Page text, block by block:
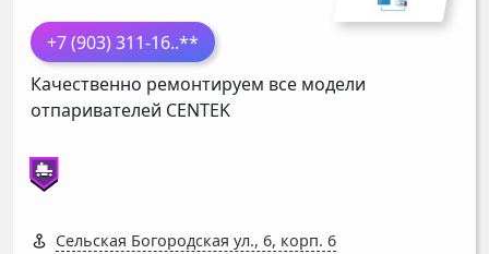
+7 (903) 311-16..**
Качественно ремонтируем все модели
отпаривателей CENTEK
Сельская Богородская ул., 6, корп. 6